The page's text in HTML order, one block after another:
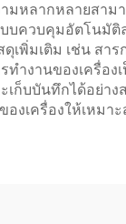
มหลากหลายสาม
บควบคุมอัตโนมั
เพิ่มเติม เช่น ส
ทำงานของเครื่อ
ก็บบันทึกได้อย่าง
งเครื่องให้เหม